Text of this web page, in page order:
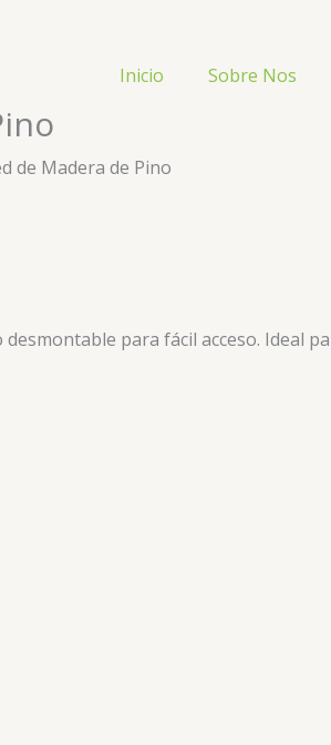
Inicio
Sobre Nos
de Madera de Pino
para fácil acceso. Ideal